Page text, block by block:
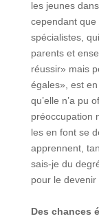
les jeunes
cependant que
spécialistes,
parents et
réussir» mais
égales», est
qu’elle n’a pu
préoccupation
les en font se
apprennent,
sais-je du
pour le
Des chances